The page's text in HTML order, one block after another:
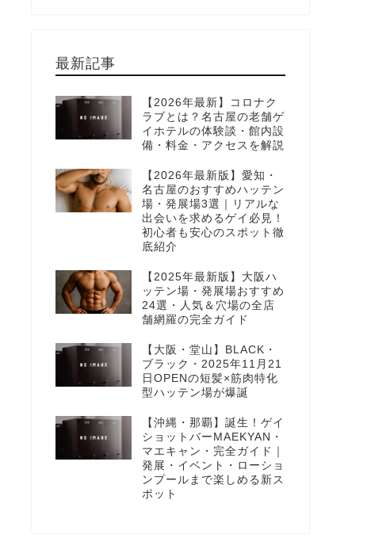
最新記事
【2026年最新】コロナク
ラブとは？名古屋の老舗ゲ
イホテルの体験談・館内設
備・料金・アクセスを解説
【2026年最新版】愛知・
名古屋のおすすめハッテン
場・発展場3選｜リアルな
出会いを求めるゲイ必見！
初心者も安心のスポット徹
底紹介
【2025年最新版】大阪ハ
ッテン場・発展場おすすめ
24選・人気＆穴場の全店
舗網羅の完全ガイド
【大阪・堂山】BLACK・
ブラック・2025年11月21
日OPENの短髪×筋肉特化
型ハッテン場が爆誕
【沖縄・那覇】誕生！ゲイ
ショットバーMAEKYAN・
マエキャン・完全ガイド｜
発展・イベント・ローショ
ンプールまで楽しめる新ス
ポット